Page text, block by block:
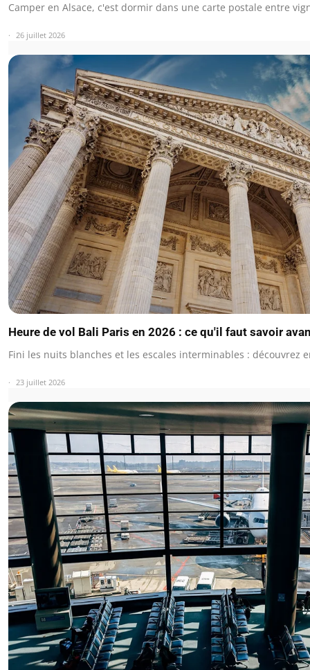
Camper en Alsace, c'est dormir dans une carte postale entre
26 juillet 2026
Heure de vol Bali Paris en 2026 : ce qu'il faut savoir
Fini les nuits blanches et les escales interminables : découvrez
23 juillet 2026